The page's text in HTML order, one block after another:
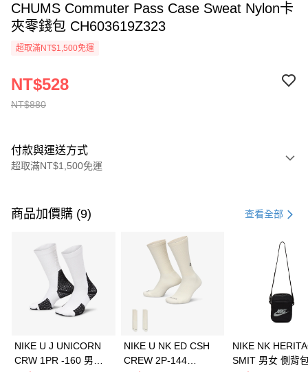
CHUMS Commuter Pass Case Sweat Nylon卡
夾零錢包 CH603619Z323
超取滿NT$1,500免運
NT$880
NT$528
付款與運送方式
超取滿NT$1,500免運
信用卡一次付款
3 期 0 利率 每期 21家銀行
合作金庫商業銀行
第一商業銀行
華南商業銀行
彰化商業銀行
上海商業儲蓄銀行
Apple Pay
全盈+PAY
商品加價購 (9) 查看全部
NIKE U J UNICORN
CRW 1PR -160 男女
NIKE U NK ED CSH
CREW 2P-144
NIKE NK
SMIT 男女 側背